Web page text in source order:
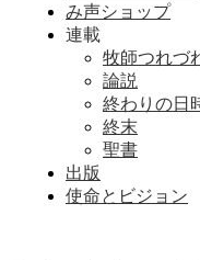
み声ショップ
連載
牧師つれづ
論説
終わりの日
終末
聖書
出版
使命とビジョン